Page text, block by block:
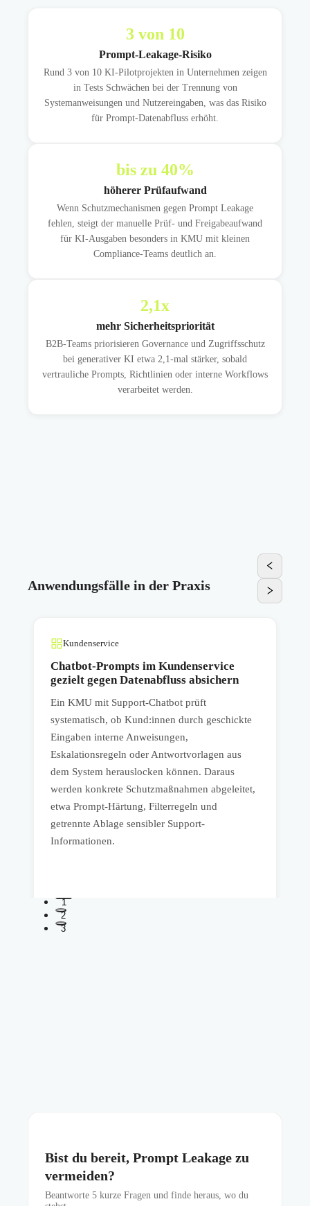
3von 10
Prompt-Leakage-Risiko
Rund 3 von 10 KI-Pilotprojekten in Unternehmen zeigen
in Tests Schwächen bei der Trennung von
Systemanweisungen und Nutzereingaben, was das Risiko
für Prompt-Datenabfluss erhöht.
bis zu 40%
höherer Prüfaufwand
Wenn Schutzmechanismen gegen Prompt Leakage
fehlen, steigt der manuelle Prüf- und Freigabeaufwand
für KI-Ausgaben besonders in KMU mit kleinen
Compliance-Teams deutlich an.
2,1x
mehr Sicherheitspriorität
B2B-Teams priorisieren Governance und Zugriffsschutz
bei generativer KI etwa 2,1-mal stärker, sobald
vertrauliche Prompts, Richtlinien oder interne Workflows
verarbeitet werden.
Anwendungsfälle in der Praxis
Kundenservice
Chatbot-Prompts im Kundenservice
gezielt gegen Datenabfluss absichern
Ein KMU mit Support-Chatbot prüft
systematisch, ob Kund:innen durch geschickte
Eingaben interne Anweisungen,
Eskalationsregeln oder Antwortvorlagen aus
dem System herauslocken können. Daraus
werden konkrete Schutzmaßnahmen abgeleitet,
etwa Prompt-Härtung, Filterregeln und
getrennte Ablage sensibler Support-
Informationen.
1
2
3
Bist du bereit, Prompt Leakage zu
vermeiden?
Beantworte 5 kurze Fragen und finde heraus, wo du